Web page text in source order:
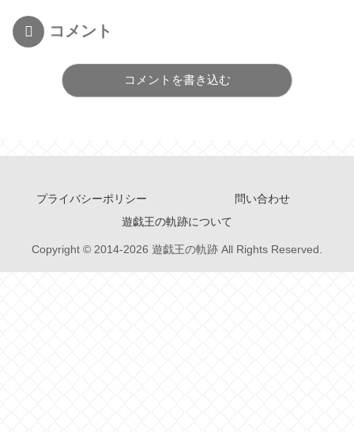
コメント
コメントを書き込む
プライバシーポリシー
問い合わせ
遊戯王の軌跡について
Copyright © 2014-2026 遊戯王の軌跡 All Rights Reserved.